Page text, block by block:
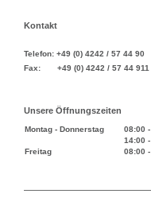
Kontakt
Telefon: +49 (0) 4242 / 57 44 90
Fax: +49 (0) 4242 / 57 44 911
Unsere Öffnungszeiten
Montag - Donnerstag 08:00 -
14:00 -
Freitag
08:00 -